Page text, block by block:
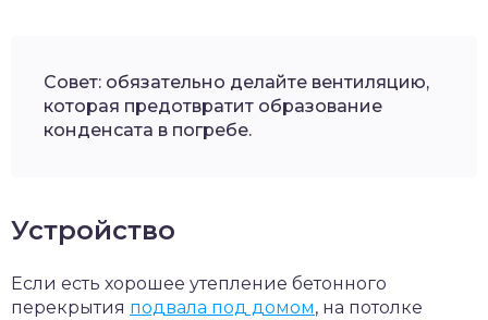
Совет: обязательно делайте вентиляцию,
которая предотвратит образование
конденсата в погребе.
Устройство
Если есть хорошее утепление бетонного
перекрытия подвала под домом, на потолке